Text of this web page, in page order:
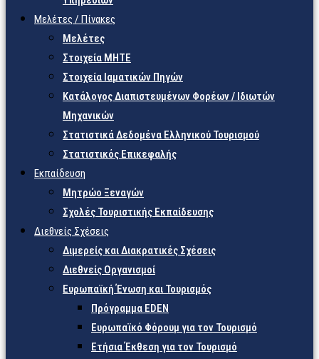
Μελέτες / Πίνακες
Μελέτες
Στοιχεία ΜΗΤΕ
Στοιχεία Ιαματικών Πηγών
Κατάλογος Διαπιστευμένων Φορέων / Ιδιωτών
Μηχανικών
Στατιστικά Δεδομένα Ελληνικού Τουρισμού
Στατιστικός Επικεφαλής
Εκπαίδευση
Μητρώο Ξεναγών
Σχολές Τουριστικής Εκπαίδευσης
Διεθνείς Σχέσεις
Διμερείς και Διακρατικές Σχέσεις
Διεθνείς Οργανισμοί
Ευρωπαϊκή Ένωση και Τουρισμός
Πρόγραμμα EDEN
Ευρωπαϊκό Φόρουμ για τον Τουρισμό
Ετήσια Έκθεση για τον Τουρισμό